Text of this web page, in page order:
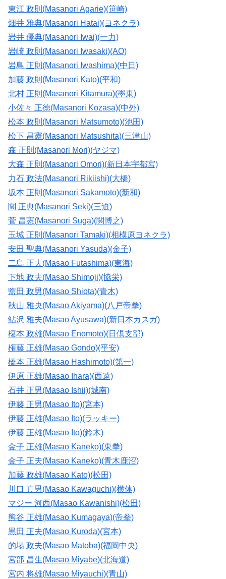
東江 政則(Masanori Agarie)(笹崎)
畑井 雅典(Masanori Hatai)(ヨネクラ)
岩井 優典(Masanori Iwai)(一力)
岩崎 政則(Masanori Iwasaki)(AO)
岩島 正則(Masanori Iwashima)(中日)
加藤 政則(Masanori Kato)(平和)
北村 正則(Masanori Kitamura)(墨東)
小佐々 正徳(Masanori Kozasa)(中外)
松本 政則(Masanori Matsumoto)(池田)
松下 昌憲(Masanori Matsushita)(三津山)
森 正則(Masanori Mori)(ヤジマ)
大森 正則(Masanori Omori)(新日本宇都宮)
力石 政法(Masanori Rikiishi)(大橋)
坂本 正則(Masanori Sakamoto)(新和)
関 正典(Masanori Seki)(三迫)
菅 昌憲(Masanori Suga)(関博之)
玉城 正則(Masanori Tamaki)(相模原ヨネクラ)
安田 聖典(Masanori Yasuda)(金子)
二島 正夫(Masao Futashima)(東海)
下地 政夫(Masao Shimoji)(協栄)
盬田 政男(Masao Shiota)(青木)
秋山 雅央(Masao Akiyama)(八戸帝拳)
鮎沢 雅夫(Masao Ayusawa)(新日本カスガ)
榎本 政雄(Masao Enomoto)(日倶支部)
権藤 正雄(Masao Gondo)(平安)
橋本 正雄(Masao Hashimoto)(第一)
伊原 正雄(Masao Ihara)(西遠)
石井 正男(Masao Ishii)(城南)
伊藤 正男(Masao Ito)(宮本)
伊藤 正雄(Masao Ito)(ラッキー)
伊藤 正雄(Masao Ito)(鈴木)
金子 正雄(Masao Kaneko)(東拳)
金子 正夫(Masao Kaneko)(青木鹿沼)
加藤 政雄(Masao Kato)(松田)
川口 真男(Masao Kawaguchi)(横体)
マジー 河西(Masao Kawanishi)(松田)
熊谷 正雄(Masao Kumagaya)(帝拳)
黒田 正夫(Masao Kuroda)(宮本)
的場 政夫(Masao Matoba)(福岡中央)
宮部 昌生(Masao Miyabe)(北海道)
宮内 将雄(Masao Miyauchi)(青山)